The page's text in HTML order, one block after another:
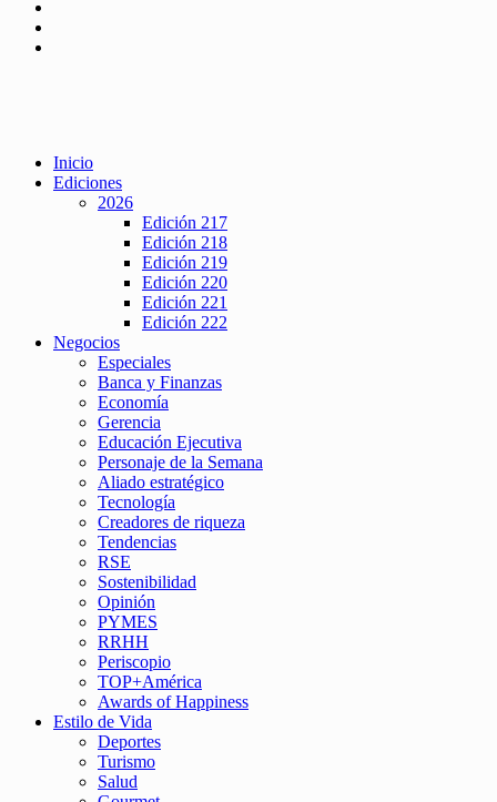
Inicio
Ediciones
2026
Edición 217
Edición 218
Edición 219
Edición 220
Edición 221
Edición 222
Negocios
Especiales
Banca y Finanzas
Economía
Gerencia
Educación Ejecutiva
Personaje de la Semana
Aliado estratégico
Tecnología
Creadores de riqueza
Tendencias
RSE
Sostenibilidad
Opinión
PYMES
RRHH
Periscopio
TOP+América
Awards of Happiness
Estilo de Vida
Deportes
Turismo
Salud